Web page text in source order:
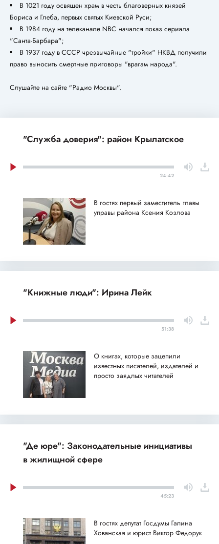
В 1021 году освящен храм в честь благоверных князей
Бориса и Глеба, первых святых Киевской Руси;
В 1984 году на телеканале NBC начался показ сериала
"Санта-Барбара";
В 1937 году в СССР чрезвычайные "тройки" НКВД получили
право выносить смертные приговоры "врагам народа".
Слушайте на сайте "Радио Москвы".
"Служба доверия": район Крылатское
24:42
В гостях первый заместитель главы
управы района Ксения Козлова
"Книжные люди": Ирина Лейк
51:38
О книгах, которые зацепили
известных писателей, издателей и
просто заядлых читателей
"Де юре": Законодательные инициативы
в жилищной сфере
45:23
В гостях депутат Госдумы Галина
Хованская и юрист Виктор Федорук